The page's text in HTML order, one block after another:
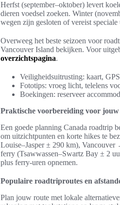
Herfst (september–oktober) levert
dieren voedsel zoeken. Winter
wegen zijn gesloten of vereist speciale
Overweeg het beste seizoen voor
Vancouver Island bekijken. Voor
overzichtspagina.
Veiligheidsuitrusting: kaart,
Fototips: vroeg licht, telelens
Boekingen: reserveer
Praktische voorbereiding voor
Een goede planning Canada roadtrip
om uitzichtpunten en korte hikes te
Louise–Jasper ± 290 km),
ferry (Tsawwassen–Swartz Bay ± 2
plus ferry-uren opnemen.
Populaire roadtriproutes en
Plan jouw route met lokale